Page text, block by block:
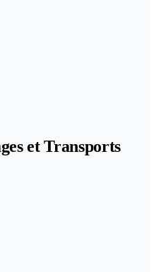
et Transports